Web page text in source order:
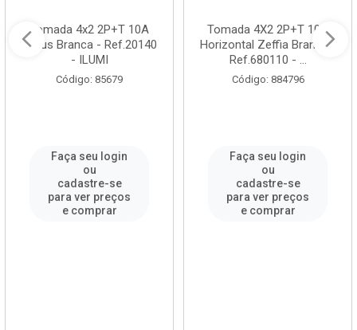
Tomada 4x2 2P+T 10A
Stylus Branca - Ref.20140
- ILUMI
Código: 85679
Faça seu login
ou
cadastre-se
para ver preços
e comprar
Tomada 4X2 2P+T 10A
Horizontal Zeffia Branca -
Ref.680110 - ...
Código: 884796
Faça seu login
ou
cadastre-se
para ver preços
e comprar